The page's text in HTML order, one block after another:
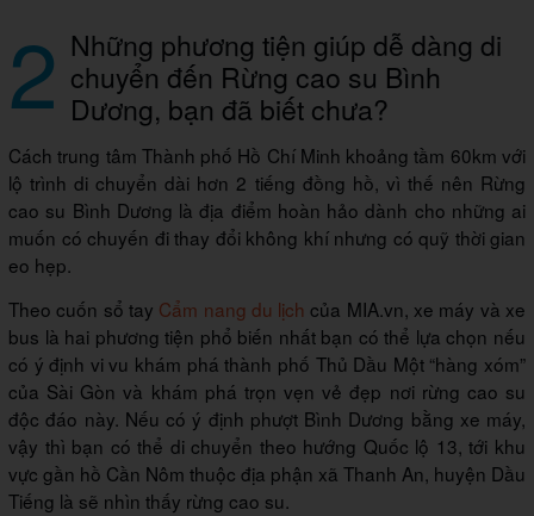
2 Những phương tiện giúp dễ dàng di
chuyển đến Rừng cao su Bình
Dương, bạn đã biết chưa?
Cách trung tâm Thành phố Hồ Chí Minh khoảng tầm 60km với
lộ trình di chuyển dài hơn 2 tiếng đồng hồ, vì thế nên Rừng
cao su Bình Dương là địa điểm hoàn hảo dành cho những ai
muốn có chuyến đi thay đổi không khí nhưng có quỹ thời gian
eo hẹp.
Theo cuốn sổ tay Cẩm nang du lịch của MIA.vn, xe máy và xe
bus là hai phương tiện phổ biến nhất bạn có thể lựa chọn nếu
có ý định vi vu khám phá thành phố Thủ Dầu Một “hàng xóm”
của Sài Gòn và khám phá trọn vẹn vẻ đẹp nơi rừng cao su
độc đáo này. Nếu có ý định phượt Bình Dương bằng xe máy,
vậy thì bạn có thể di chuyển theo hướng Quốc lộ 13, tới khu
vực gần hồ Cần Nôm thuộc địa phận xã Thanh An, huyện Dầu
Tiếng là sẽ nhìn thấy rừng cao su.